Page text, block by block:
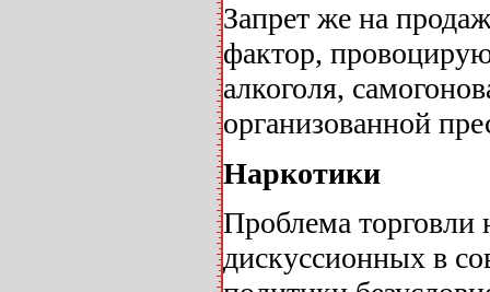
Запрет же на
фактор,
алкоголя,
организованной
Наркотики
Проблема торговли
дискуссионных в